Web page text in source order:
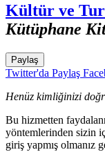
Kültür ve
Kütüphane
Paylaş
Twitter'da Paylaş
Henüz kimliğinizi
Bu hizmetten
yöntemlerinden sizin
giriş yapmış olmanız